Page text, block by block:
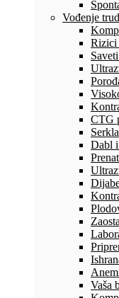
Vođenje
Rizici
CTG
Dabl
Vaša